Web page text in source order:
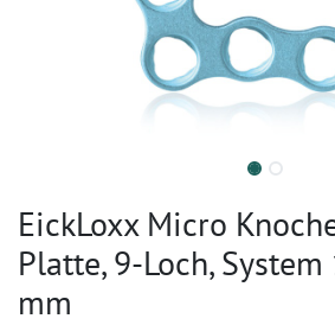
EickLoxx Micro
Platte, 9-Loch, System
mm